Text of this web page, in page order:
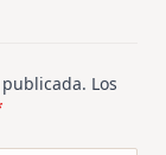
Los